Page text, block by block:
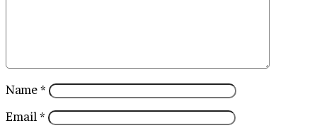
Name *
Email *